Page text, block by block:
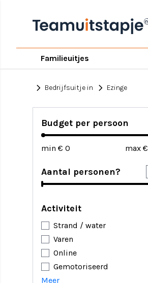
Familieuitjes
chevron_right Bedrijfsuitje in chevron_right Ezinge
Budget per persoon
min € max €
Aantal personen?
Activiteit
Strand / water
Varen
Online
Gemotoriseerd
Meer